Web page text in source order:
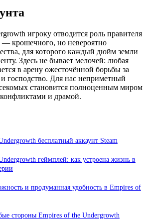
игроку отводится роль правителя
крошечного, но невероятно
для которого каждый дюйм земли
Здесь не бывает мелочей: любая
в арену ожесточённой борьбы за
господство. Для нас неприметный
становится полноценным миром
и драмой.
бесплатный аккаунт Steam
геймплей: как устроена жизнь в
и продуманная удобность в Empires of
стороны Empires of the Undergrowth